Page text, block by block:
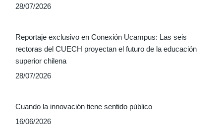
28/07/2026
Reportaje exclusivo en Conexión Ucampus: Las seis
rectoras del CUECH proyectan el futuro de la educación
superior chilena
28/07/2026
Cuando la innovación tiene sentido público
16/06/2026